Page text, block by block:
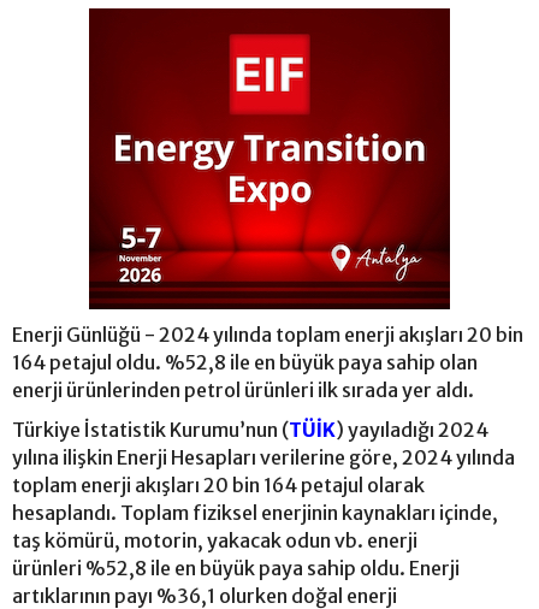
Enerji Günlüğü - 2024 yılında toplam enerji akışları 20 bin
164 petajul oldu. %52,8 ile en büyük paya sahip olan
enerji ürünlerinden petrol ürünleri ilk sırada yer aldı.
Türkiye İstatistik Kurumu’nun (TÜİK) yayıladığı 2024
yılına ilişkin Enerji Hesapları verilerine göre, 2024 yılında
toplam enerji akışları 20 bin 164 petajul olarak
hesaplandı. Toplam fiziksel enerjinin kaynakları içinde,
taş kömürü, motorin, yakacak odun vb. enerji
ürünleri %52,8 ile en büyük paya sahip oldu. Enerji
artıklarının payı %36,1 olurken doğal enerji